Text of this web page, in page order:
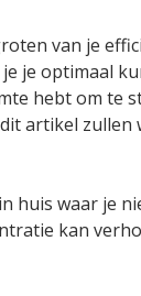
van je
je optimaal
hebt om te
artikel zullen
huis waar je
kan